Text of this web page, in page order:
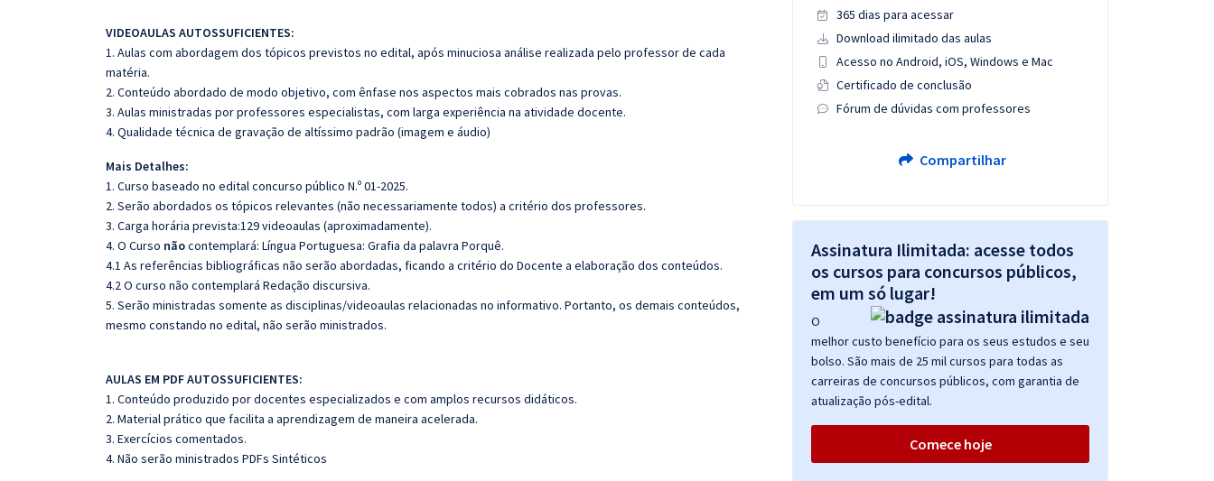
VIDEOAULAS AUTOSSUFICIENTES:
1. Aulas com abordagem dos tópicos previstos no edital, após minuciosa análise realizada pelo professor de cada
matéria.
2. Conteúdo abordado de modo objetivo, com ênfase nos aspectos mais cobrados nas provas.
3. Aulas ministradas por professores especialistas, com larga experiência na atividade docente.
4. Qualidade técnica de gravação de altíssimo padrão (imagem e áudio)
Mais Detalhes:
1. Curso baseado no edital concurso público N.º 01-2025.
2. Serão abordados os tópicos relevantes (não necessariamente todos) a critério dos professores.
3. Carga horária prevista:129 videoaulas (aproximadamente).
4. O Curso nãocontemplará: Língua Portuguesa: Grafia da palavra Porquê.
4.1 As referências bibliográficas não serão abordadas, ficando a critério do Docente a elaboração dos conteúdos.
4.2 O curso não contemplará Redação discursiva.
5. Serão ministradas somente as disciplinas/videoaulas relacionadas no informativo. Portanto, os demais conteúdos,
mesmo constando no edital, não serão ministrados.
AULAS EM PDF AUTOSSUFICIENTES:
1. Conteúdo produzido por docentes especializados e com amplos recursos didáticos.
2. Material prático que facilita a aprendizagem de maneira acelerada.
3. Exercícios comentados.
4. Não serão ministrados PDFs Sintéticos
365 dias para acessar
Download ilimitado das aulas
Acesso no Android, iOS, Windows e Mac
Certificado de conclusão
Fórum de dúvidas com professores
Compartilhar
Assinatura Ilimitada: acesse todos
os cursos para concursos públicos,
em um só lugar!
O
melhor custo benefício para os seus estudos e seu
bolso. São mais de 25 mil cursos para todas as
carreiras de concursos públicos, com garantia de
atualização pós-edital.
Comece hoje